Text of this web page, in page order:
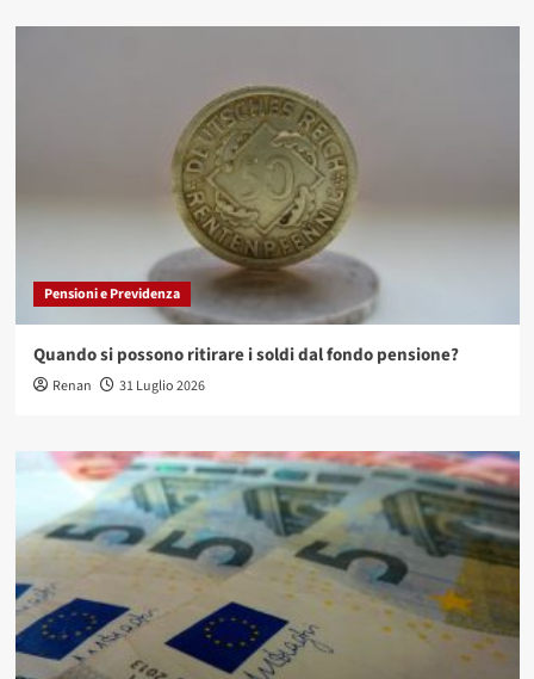
Pensioni e Previdenza
Quando si possono ritirare i soldi dal fondo pensione?
Renan 31 Luglio 2026